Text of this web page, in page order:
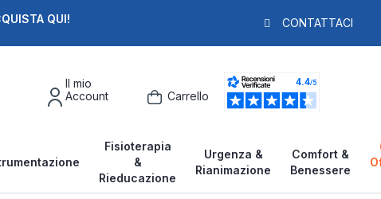
QUI! PAGA IN 3X
CONTATTACI
Il mio
Account
Carrello
Fisioterapia
&
Rieducazione
Urgenza &
Rianimazione
Comfort &
Benessere